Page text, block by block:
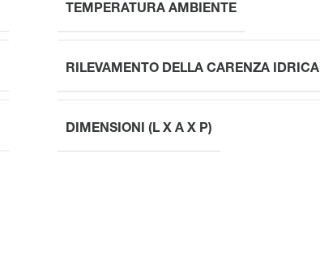
TEMPERATURA AMBIENTE
RILEVAMENTO DELLA CARENZA IDRICA
DIMENSIONI (L X A X P)